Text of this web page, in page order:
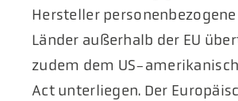
Hersteller
Länder außerhalb der EU
zudem dem US-
Act unterliegen. Der